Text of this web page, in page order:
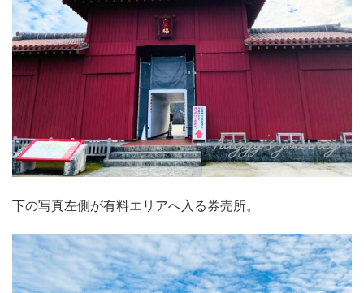
下の写真左側が有料エリアへ入る券売所。